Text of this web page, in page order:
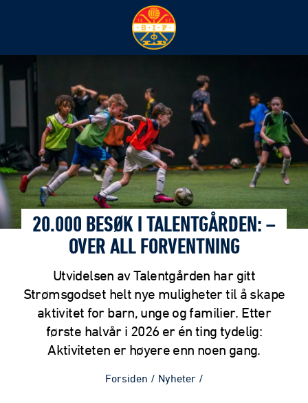
20.000 BESØK I TALENTGÅRDEN: –
OVER ALL FORVENTNING
Utvidelsen av Talentgården har gitt
Strømsgodset helt nye muligheter til å skape
aktivitet for barn, unge og familier. Etter
første halvår i 2026 er én ting tydelig:
Aktiviteten er høyere enn noen gang.
Forsiden / Nyheter /